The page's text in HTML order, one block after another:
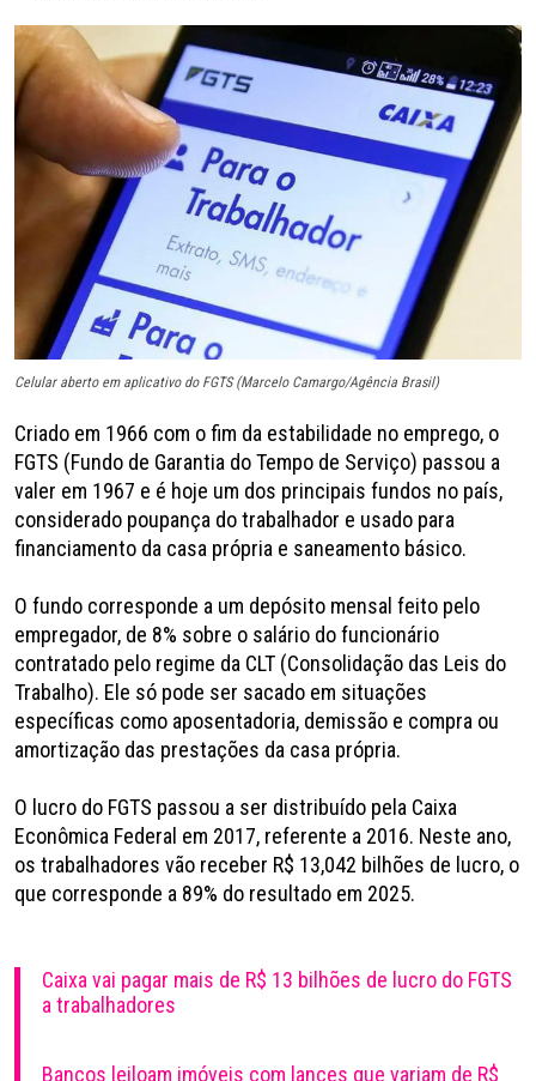
Celular aberto em aplicativo do FGTS (Marcelo Camargo/Agência Brasil)
Criado em 1966 com o fim da estabilidade no emprego, o
FGTS (Fundo de Garantia do Tempo de Serviço) passou a
valer em 1967 e é hoje um dos principais fundos no país,
considerado poupança do trabalhador e usado para
financiamento da casa própria e saneamento básico.
O fundo corresponde a um depósito mensal feito pelo
empregador, de 8% sobre o salário do funcionário
contratado pelo regime da CLT (Consolidação das Leis do
Trabalho). Ele só pode ser sacado em situações
específicas como aposentadoria, demissão e compra ou
amortização das prestações da casa própria.
O lucro do FGTS passou a ser distribuído pela Caixa
Econômica Federal em 2017, referente a 2016. Neste ano,
os trabalhadores vão receber R$ 13,042 bilhões de lucro, o
que corresponde a 89% do resultado em 2025.
Caixa vai pagar mais de R$ 13 bilhões de lucro do FGTS
a trabalhadores
Bancos leiloam imóveis com lances que variam de R$